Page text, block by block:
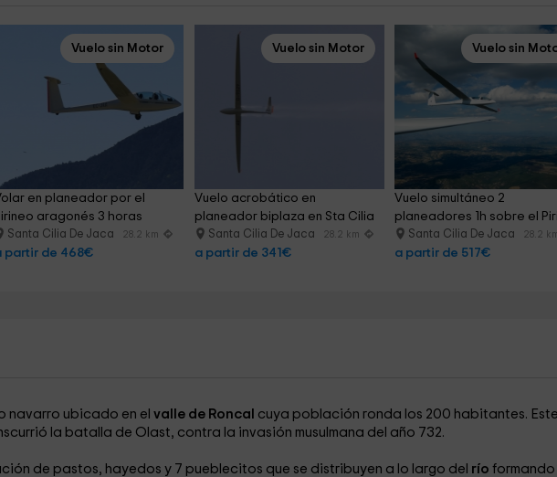
Vuelo sin Motor
en planeador por el
aragonés 3 horas
Santa Cilia De Jaca 28.2 km
partir de 468€
Vuelo sin Motor
Vuelo acrobático en
planeador biplaza en Sta Cilia
Santa Cilia De Jaca 28.2 km
a partir de 341€
Vuelo sin
Vuelo simultáneo 2
planeadores 1h sobre el
Santa Cilia De Jaca 28.2
a partir de 517€
navarro ubicado en el valle de Roncal cuya población ronda los 200 habitantes.
la batalla de Olast, contra la invasión musulmana del año 732.
de pastos, hayedos y 7 pueblecitos que se distribuyen a lo largo del río formando